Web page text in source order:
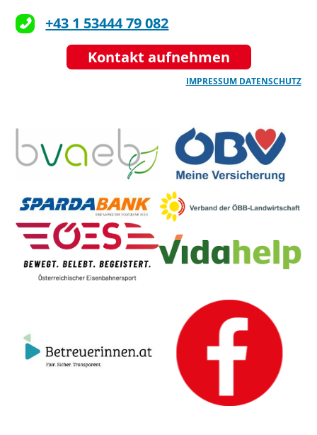
+43 1 53444 79 082
Kontakt aufnehmen
IMPRESSUM DATENSCHUTZ